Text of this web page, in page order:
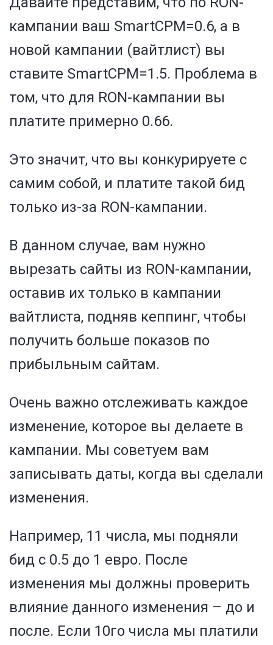
кампании ваш SmartCPM=0.6, а в
новой кампании (вайтлист) вы
ставите SmartCPM=1.5. Проблема в
том, что для RON-кампании вы
платите примерно 0.66.
Это значит, что вы конкурируете с
самим собой, и платите такой бид
только из-за RON-кампании.
В данном случае, вам нужно
вырезать сайты из RON-кампании,
оставив их только в кампании
вайтлиста, подняв кеппинг, чтобы
получить больше показов по
прибыльным сайтам.
Очень важно отслеживать каждое
изменение, которое вы делаете в
кампании. Мы советуем вам
записывать даты, когда вы сделали
изменения.
Например, 11 числа, мы подняли
бид с 0.5 до 1 евро. После
изменения мы должны проверить
влияние данного изменения – до и
после. Если 10го числа мы платили